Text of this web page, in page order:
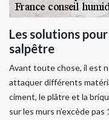
Les solutions
salpêtre
Avant toute chose, il est
attaquer différents
ciment, le plâtre et la
sur les murs n’excède